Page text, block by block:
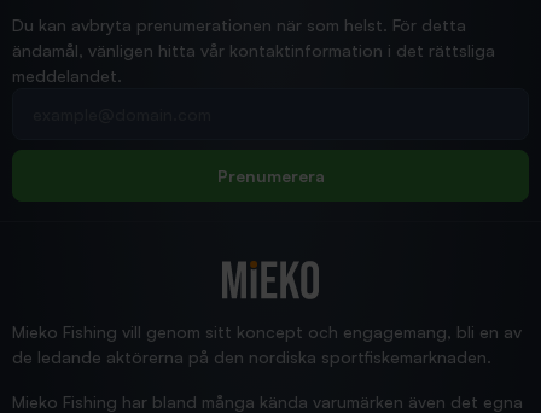
Jensa
Du kan avbryta prenumerationen när som helst. För detta
ändamål, vänligen hitta vår kontaktinformation i det rättsliga
meddelandet.
Prenumerera
Mieko Fishing vill genom sitt koncept och engagemang, bli en av
de ledande aktörerna på den nordiska sportfiskemarknaden.
Mieko Fishing har bland många kända varumärken även det egna